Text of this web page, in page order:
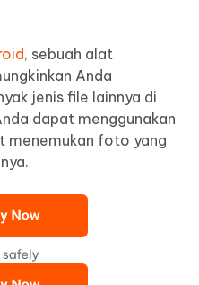
, sebuah alat
Anda
jenis file lainnya di
dapat menggunakan
menemukan foto yang